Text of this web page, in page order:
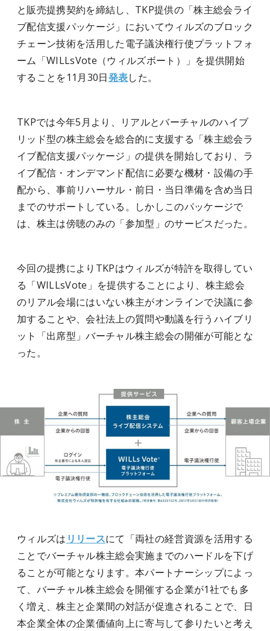
と販売提携契約を締結し、TKP提供の「株主総会ライ
ブ配信支援パッケージ」においてウィルズのブロック
チェーン技術を活用した電子議決権行使プラットフォ
ーム「WILLsVote（ウィルズボート）」を提供開始
することを11月30日発表した。
TKPでは今年5月より、リアルとバーチャルのハイブ
リッド型の株主総会を総合的に支援する「株主総会ラ
イブ配信支援パッケージ」の提供を開始しており、ラ
イブ配信・オンデマンド配信に必要な機材・設備の手
配から、事前リハーサル・前日・当日準備を含め当日
までのサポートしている。しかしこのパッケージで
は、株主は傍聴のみの「参加型」のサービスだった。
今回の提携によりTKPはウィルズが特許を取得してい
る「WILLsVote」を提供することにより、株主総会
のリアル会場にはいない株主がオンラインで決議に参
加することや、会社法上の質問や動議を行うハイブリ
ット「出席型」バーチャル株主総会の開催が可能とな
った。
ウィルズは リリースにて「両社の経営資源を活用する
ことでバーチャル株主総会実施までのハードルを下げ
ることが可能となります。本パートナーシップによっ
て、バーチャル株主総会を開催する企業が1社でも多
く増え、株主と企業間の対話が促進されることで、日
本企業全体の企業価値向上に寄与して参りたいと考え